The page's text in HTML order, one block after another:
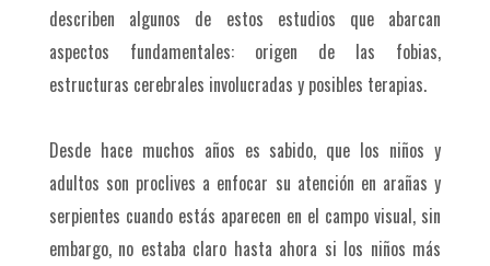
describen algunos de estos estudios que abarcan
aspectos fundamentales: origen de las fobias,
estructuras cerebrales involucradas y posibles terapias.
Desde hace muchos años es sabido, que los niños y
adultos son proclives a enfocar su atención en arañas y
serpientes cuando estás aparecen en el campo visual, sin
embargo, no estaba claro hasta ahora si los niños más